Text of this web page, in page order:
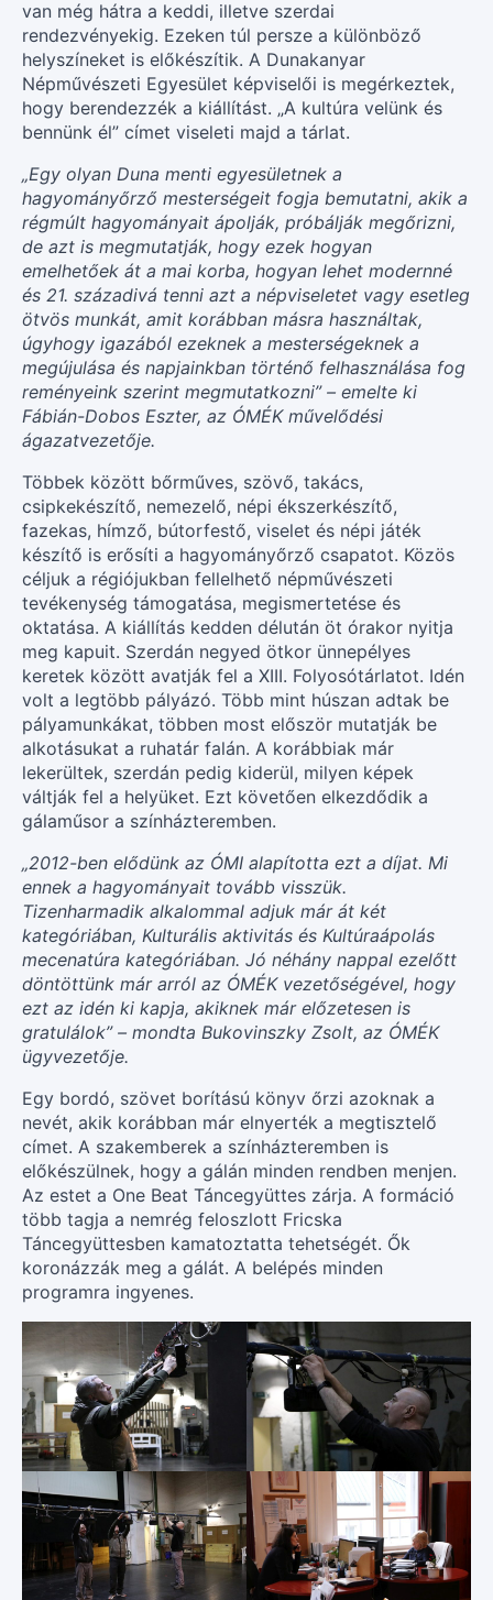
van még hátra a keddi, illetve szerdai
rendezvényekig. Ezeken túl persze a különböző
helyszíneket is előkészítik. A Dunakanyar
Népművészeti Egyesület képviselői is megérkeztek,
hogy berendezzék a kiállítást. „A kultúra velünk és
bennünk él” címet viseleti majd a tárlat.
„Egy olyan Duna menti egyesületnek a
hagyományőrző mesterségeit fogja bemutatni, akik a
régmúlt hagyományait ápolják, próbálják megőrizni,
de azt is megmutatják, hogy ezek hogyan
emelhetőek át a mai korba, hogyan lehet modernné
és 21. századivá tenni azt a népviseletet vagy esetleg
ötvös munkát, amit korábban másra használtak,
úgyhogy igazából ezeknek a mesterségeknek a
megújulása és napjainkban történő felhasználása fog
reményeink szerint megmutatkozni” – emelte ki
Fábián-Dobos Eszter, az ÓMÉK művelődési
ágazatvezetője.
Többek között bőrműves, szövő, takács,
csipkekészítő, nemezelő, népi ékszerkészítő,
fazekas, hímző, bútorfestő, viselet és népi játék
készítő is erősíti a hagyományőrző csapatot. Közös
céljuk a régiójukban fellelhető népművészeti
tevékenység támogatása, megismertetése és
oktatása. A kiállítás kedden délután öt órakor nyitja
meg kapuit. Szerdán negyed ötkor ünnepélyes
keretek között avatják fel a XIII. Folyosótárlatot. Idén
volt a legtöbb pályázó. Több mint húszan adtak be
pályamunkákat, többen most először mutatják be
alkotásukat a ruhatár falán. A korábbiak már
lekerültek, szerdán pedig kiderül, milyen képek
váltják fel a helyüket. Ezt követően elkezdődik a
gálaműsor a színházteremben.
„2012-ben elődünk az ÓMI alapította ezt a díjat. Mi
ennek a hagyományait tovább visszük.
Tizenharmadik alkalommal adjuk már át két
kategóriában, Kulturális aktivitás és Kultúraápolás
mecenatúra kategóriában. Jó néhány nappal ezelőtt
döntöttünk már arról az ÓMÉK vezetőségével, hogy
ezt az idén ki kapja, akiknek már előzetesen is
gratulálok” – mondta Bukovinszky Zsolt, az ÓMÉK
ügyvezetője.
Egy bordó, szövet borítású könyv őrzi azoknak a
nevét, akik korábban már elnyerték a megtisztelő
címet. A szakemberek a színházteremben is
előkészülnek, hogy a gálán minden rendben menjen.
Az estet a One Beat Táncegyüttes zárja. A formáció
több tagja a nemrég feloszlott Fricska
Táncegyüttesben kamatoztatta tehetségét. Ők
koronázzák meg a gálát. A belépés minden
programra ingyenes.